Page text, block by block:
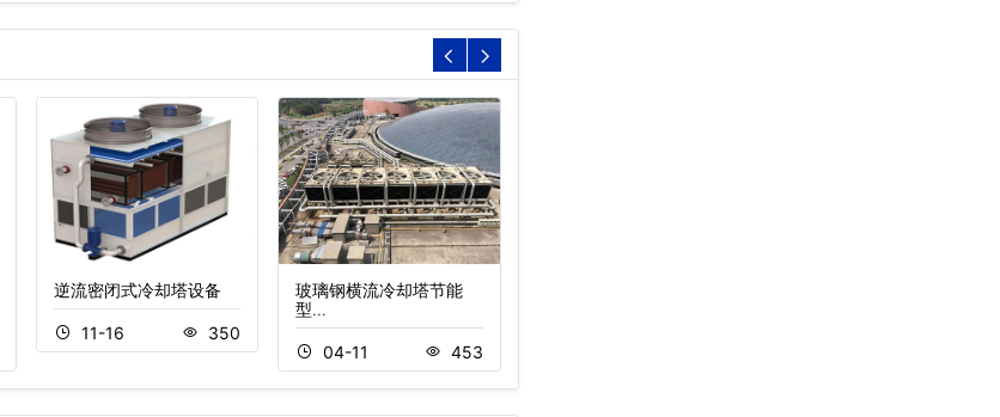
逆流密闭式冷却塔设备
11-16 350
玻璃钢横流冷却塔节能
型…
04-11 453